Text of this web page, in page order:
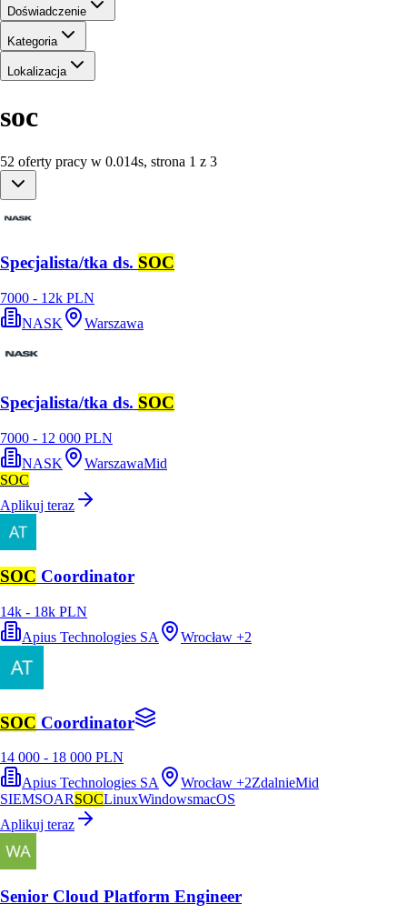
Doświadczenie
Kategoria
Lokalizacja
soc
52 oferty pracy w 0.014s, strona 1 z 3
Specjalista/tka ds. SOC
7000 - 12k PLN
NASK
Warszawa
Specjalista/tka ds. SOC
7000 - 12 000 PLN
NASK
WarszawaMid
SOC
Aplikuj teraz
SOC Coordinator
14k - 18k PLN
Apius Technologies SA
Wrocław +2
SOC Coordinator
14 000 - 18 000 PLN
Apius Technologies SA
Wrocław +2ZdalnieMid
SIEMSOARSOCLinuxWindowsmacOS
Aplikuj teraz
Senior Cloud Platform Engineer